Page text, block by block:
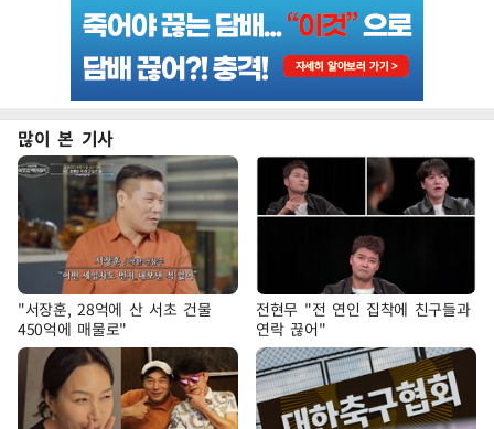
많이 본 기사
"서장훈, 28억에 산 서초 건물
450억에 매물로"
전현무 "전 연인 집착에 친구들과
연락 끊어"